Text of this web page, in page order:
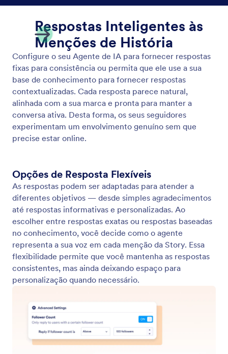
agente de IA a DMs e comentários. Mantenha o
controle sobre quando a automação está ativa, seja
para o timing de campanhas, situações sensíveis ou
engajamento manual.
Horário de Resposta
Personalize quando o seu Agente de IA responde.
Ofereça suporte oportuno e ponderado ao definir
horários específicos de resposta que se alinham com
a disponibilidade da sua marca.